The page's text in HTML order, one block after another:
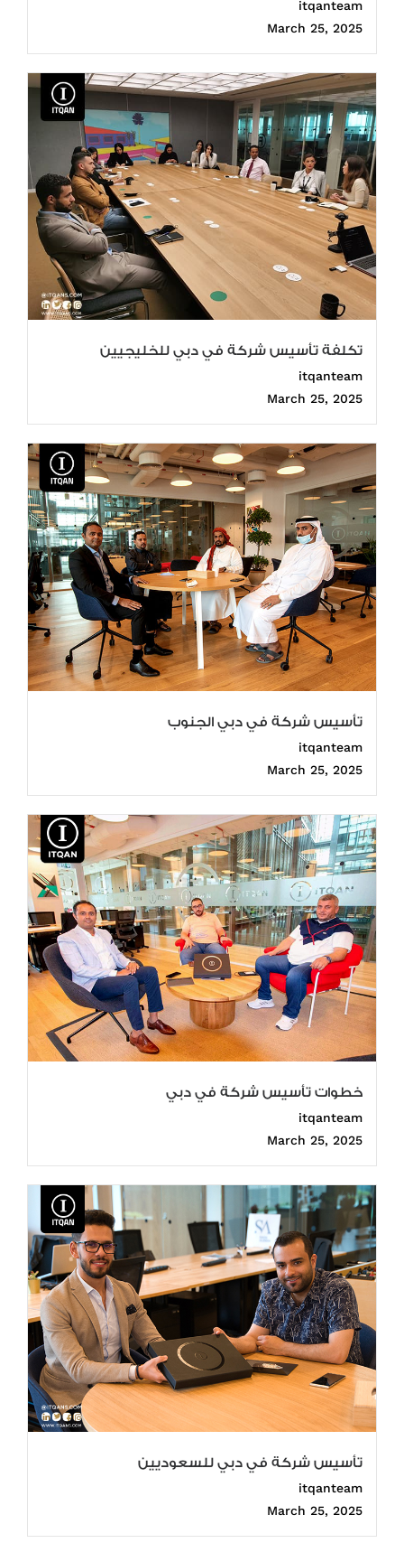
itqanteam
March 25, 2025
تكلفة تأسيس شركة في دبي للخليجيين
itqanteam
March 25, 2025
تأسيس شركة في دبي الجنوب
itqanteam
March 25, 2025
خطوات تأسيس شركة في دبي
itqanteam
March 25, 2025
تأسيس شركة في دبي للسعوديين
itqanteam
March 25, 2025